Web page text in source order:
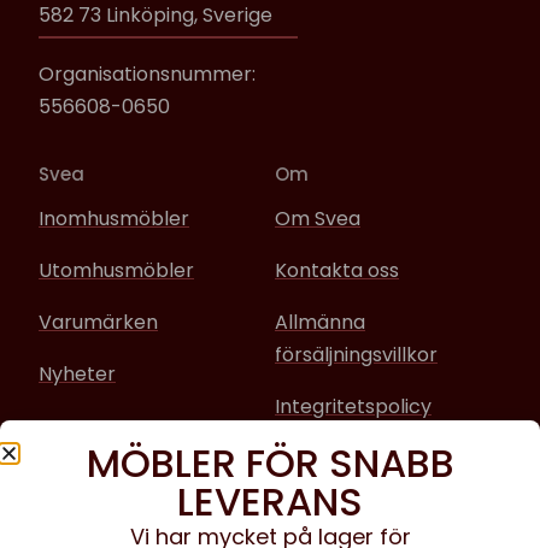
582 73 Linköping, Sverige
Organisationsnummer:
556608-0650
Svea
Inomhusmöbler
Utomhusmöbler
Varumärken
Nyheter
Om
Om Svea
Kontakta oss
Allmänna
försäljningsvillkor
Integritetspolicy
Sociala media
Facebook
MÖBLER FÖR SNABB
LEVERANS
Vi har mycket på lager för